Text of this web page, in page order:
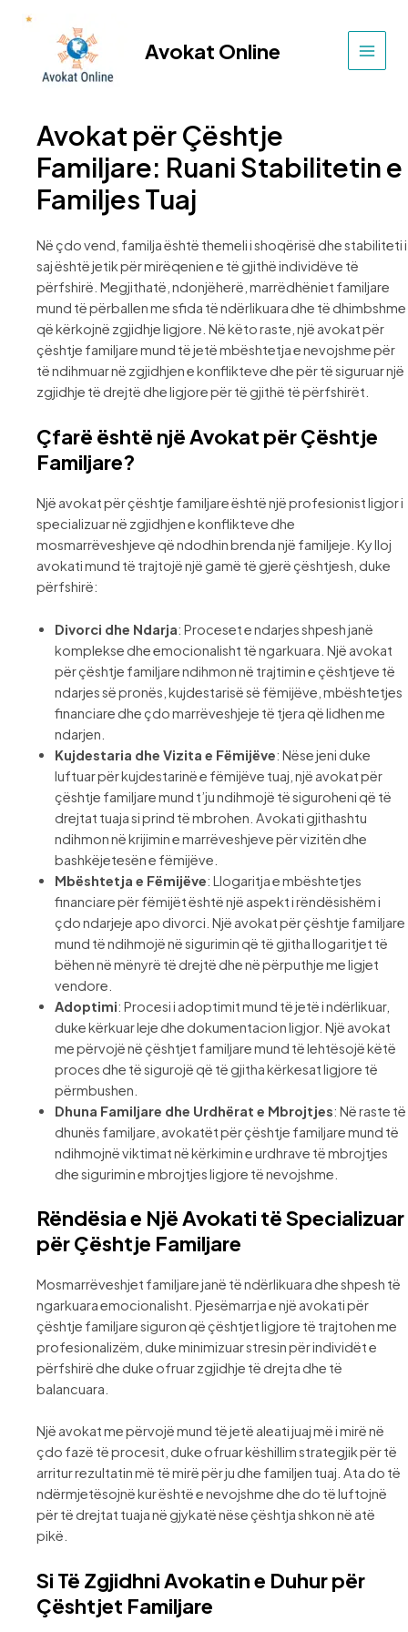
Avokat Online
MAIN
Avokat për Çështje
Familjare: Ruani Stabilitetin e
Familjes Tuaj
Në çdo vend, familja është themeli i shoqërisë dhe stabiliteti i
saj është jetik për mirëqenien e të gjithë individëve të
përfshirë. Megjithatë, ndonjëherë, marrëdhëniet familjare
mund të përballen me sfida të ndërlikuara dhe të dhimbshme
që kërkojnë zgjidhje ligjore. Në këto raste, një avokat për
çështje familjare mund të jetë mbështetja e nevojshme për
të ndihmuar në zgjidhjen e konflikteve dhe për të siguruar një
zgjidhje të drejtë dhe ligjore për të gjithë të përfshirët.
Çfarë është një Avokat për Çështje
Familjare?
Një avokat për çështje familjare është një profesionist ligjor i
specializuar në zgjidhjen e konflikteve dhe
mosmarrëveshjeve që ndodhin brenda një familjeje. Ky lloj
avokati mund të trajtojë një gamë të gjerë çështjesh, duke
përfshirë:
Divorci dhe Ndarja: Proceset e ndarjes shpesh janë
komplekse dhe emocionalisht të ngarkuara. Një avokat
për çështje familjare ndihmon në trajtimin e çështjeve të
ndarjes së pronës, kujdestarisë së fëmijëve, mbështetjes
financiare dhe çdo marrëveshjeje të tjera që lidhen me
ndarjen.
Kujdestaria dhe Vizita e Fëmijëve: Nëse jeni duke
luftuar për kujdestarinë e fëmijëve tuaj, një avokat për
çështje familjare mund t’ju ndihmojë të siguroheni që të
drejtat tuaja si prind të mbrohen. Avokati gjithashtu
ndihmon në krijimin e marrëveshjeve për vizitën dhe
bashkëjetesën e fëmijëve.
Mbështetja e Fëmijëve: Llogaritja e mbështetjes
financiare për fëmijët është një aspekt i rëndësishëm i
çdo ndarjeje apo divorci. Një avokat për çështje familjare
mund të ndihmojë në sigurimin që të gjitha llogaritjet të
bëhen në mënyrë të drejtë dhe në përputhje me ligjet
vendore.
Adoptimi: Procesi i adoptimit mund të jetë i ndërlikuar,
duke kërkuar leje dhe dokumentacion ligjor. Një avokat
me përvojë në çështjet familjare mund të lehtësojë këtë
proces dhe të sigurojë që të gjitha kërkesat ligjore të
përmbushen.
Dhuna Familjare dhe Urdhërat e Mbrojtjes: Në raste të
dhunës familjare, avokatët për çështje familjare mund të
ndihmojnë viktimat në kërkimin e urdhrave të mbrojtjes
dhe sigurimin e mbrojtjes ligjore të nevojshme.
Rëndësia e Një Avokati të Specializuar
për Çështje Familjare
Mosmarrëveshjet familjare janë të ndërlikuara dhe shpesh të
ngarkuara emocionalisht. Pjesëmarrja e një avokati për
çështje familjare siguron që çështjet ligjore të trajtohen me
profesionalizëm, duke minimizuar stresin për individët e
përfshirë dhe duke ofruar zgjidhje të drejta dhe të
balancuara.
Një avokat me përvojë mund të jetë aleati juaj më i mirë në
çdo fazë të procesit, duke ofruar këshillim strategjik për të
arritur rezultatin më të mirë për ju dhe familjen tuaj. Ata do të
ndërmjetësojnë kur është e nevojshme dhe do të luftojnë
për të drejtat tuaja në gjykatë nëse çështja shkon në atë
pikë.
Si Të Zgjidhni Avokatin e Duhur për
Çështjet Familjare